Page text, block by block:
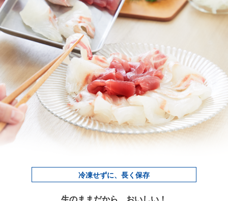
冷凍せずに、長く保存